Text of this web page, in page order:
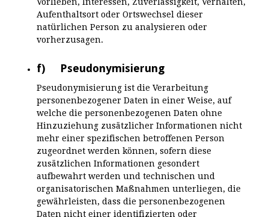
Aufenthaltsort oder Ortswechsel dieser
natürlichen Person zu analysieren oder
vorherzusagen.
f) Pseudonymisierung
Pseudonymisierung ist die Verarbeitung
personenbezogener Daten in einer Weise, auf
welche die personenbezogenen Daten ohne
Hinzuziehung zusätzlicher Informationen nicht
mehr einer spezifischen betroffenen Person
zugeordnet werden können, sofern diese
zusätzlichen Informationen gesondert
aufbewahrt werden und technischen und
organisatorischen Maßnahmen unterliegen, die
gewährleisten, dass die personenbezogenen
Daten nicht einer identifizierten oder